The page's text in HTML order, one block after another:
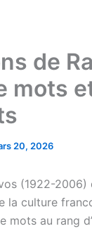
de
mots
20, 2026
(1922-2006)
la culture
mots au rang